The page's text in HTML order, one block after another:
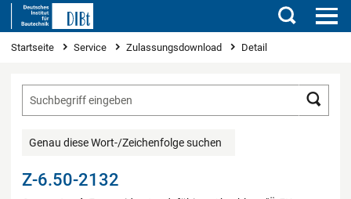
Suchen
Sie sind hier
Startseite Service Zulassungsdownload Detail
Genau diese Wort-/Zeichenfolge suchen
Z-6.50-2132